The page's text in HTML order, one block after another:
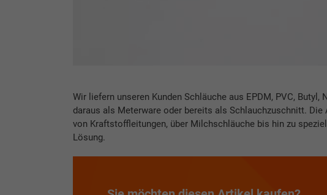
Wir liefern unseren Kunden Schläuche aus EPDM, PVC, Butyl,
daraus als Meterware oder bereits als Schlauchzuschnitt.
von Kraftstoffleitungen, über Milchschläuche bis hin zu
Lösung.